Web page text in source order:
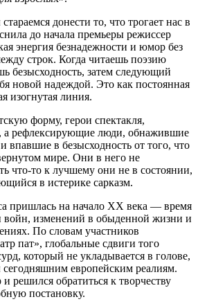
донести то, что трогает нас в
до начала премьеры режиссер
энергия безнадежности и юмор без
строк. Когда читаешь поэзию
безысходность, затем следующий
новой надеждой. Это как постоянная
изогнутая линия.
форму, герои спектакля,
а рефлексирующие люди, обнажившие
впавшие в безысходность от того, что
мире. Они в него не
что-то к лучшему они не в состоянии,
в истерике сар­казм.
пришлась на начало ХХ века — время
изменений в обыденной жизни и
По словам участников
пат», глобальные сдвиги того
который не укладывается в голове,
сегодняшним европейским реалиям.
решился обратиться к творчеству
постановку.